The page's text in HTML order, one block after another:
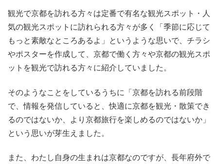
観光で京都を訪れる方々は定番で有名な観光スポット・人
気の観光スポットに訪れられる方々が多く「季節に応じて
もっと素敵なところあるよ」というような思いで、チラシ
やポスターを作成して、京都で働く方々や京都の観光スポ
ットを観光で訪れる方々に紹介していました。
そのようなことをしているうちに「京都を訪れる前段階
で、情報を発信していると、快適に京都を観光・散策でき
るのではないか、より京都旅行を楽しめるのではないか」
という思いが芽生えました。
また、わたし自身の生まれは京都なのですが、長年府外で